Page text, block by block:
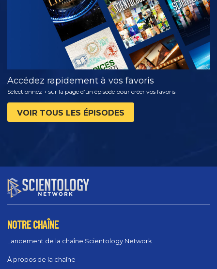
Accédez rapidement à vos favoris
Sélectionnez + sur la page d’un épisode pour créer vos favoris
VOIR TOUS LES ÉPISODES
NOTRE CHAÎNE
Lancement de la chaîne Scientology Network
À propos de la chaîne